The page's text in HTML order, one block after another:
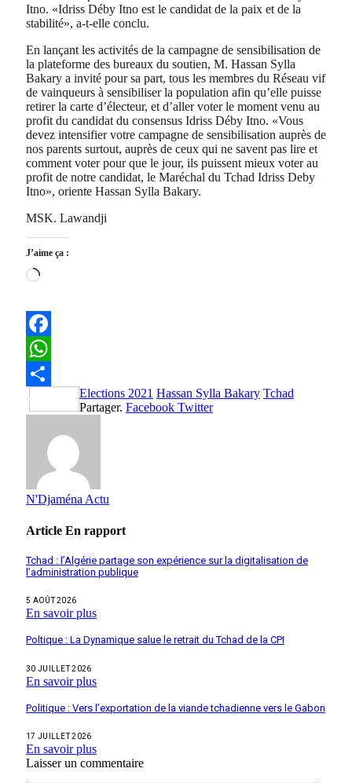
Itno. «Idriss Déby Itno est le candidat de la paix et de la
stabilité», a-t-elle conclu.
En lançant les activités de la campagne de sensibilisation de
la plateforme des bureaux du soutien, M. Hassan Sylla
Bakary a invité pour sa part, tous les membres du Réseau vif
de vainqueurs à sensibiliser la population afin qu’elle puisse
retirer la carte d’électeur, et d’aller voter le moment venu au
profit du candidat du consensus Idriss Déby Itno. «Vous
devez intensifier votre campagne de sensibilisation auprès de
nos parents surtout, auprès de ceux qui ne savent pas lire et
comment voter pour que le jour, ils puissent mieux voter au
profit de notre candidat, le Maréchal du Tchad Idriss Deby
Itno», oriente Hassan Sylla Bakary.
MSK. Lawandji
J’aime ça :
Chargement…
Facebook
WhatsApp
Partager
Elections 2021 Hassan Sylla Bakary Tchad
Partager. Facebook Twitter
N'Djaména Actu
Article En rapport
Tchad : l’Algérie partage son expérience sur la digitalisation de
l’administration publique
5 AOÛT 2026
En savoir plus
Poltique : La Dynamique salue le retrait du Tchad de la CPI
30 JUILLET 2026
En savoir plus
Politique : Vers l’exportation de la viande tchadienne vers le Gabon
17 JUILLET 2026
En savoir plus
Laisser un commentaire